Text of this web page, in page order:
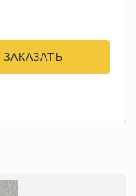
ЗАКАЗАТЬ